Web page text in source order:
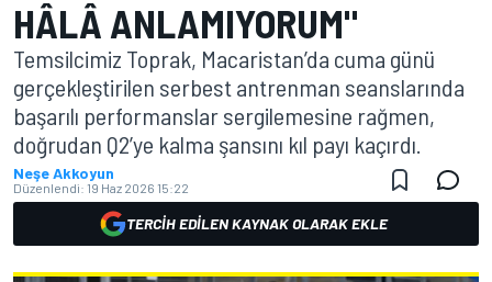
HÂLÂ ANLAMIYORUM"
Temsilcimiz Toprak, Macaristan’da cuma günü
gerçekleştirilen serbest antrenman seanslarında
başarılı performanslar sergilemesine rağmen,
doğrudan Q2’ye kalma şansını kıl payı kaçırdı.
Neşe Akkoyun
Düzenlendi: 19 Haz 2026 15:22
TERCIH EDILEN KAYNAK OLARAK EKLE